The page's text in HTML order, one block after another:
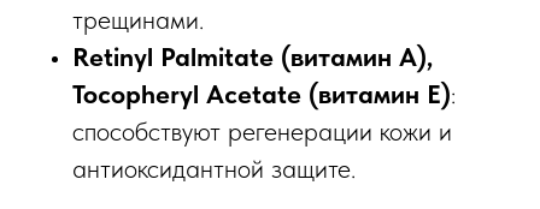
трещинами.​
Retinyl Palmitate (витамин A),
Tocopheryl Acetate (витамин E):
способствуют регенерации кожи и
антиоксидантной защите.​